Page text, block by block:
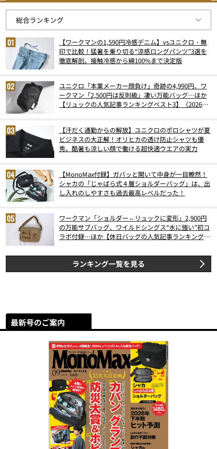
【ワークマンの1,590円冷感デニム】vsユニクロ・無
印で比較！猛暑を乗り切る“涼感ロングパンツ”3選を
徹底解剖。接触冷感から綿100%まで決定版
ユニクロ「本業メーカー顔負け」奇跡の4,990円、ワ
ークマン「2,500円は反則級」凄い万能バッグ…ほか
【リュックの人気記事ランキングベスト3】（2026年
【汗だく通勤からの解放】ユニクロのポロシャツが夏
ビジネスの大正解！オリヒカの透け防止シャツも優
秀。酷暑も涼しい顔で働ける超快適ウエアの実力
【MonoMax付録】ガバッと開いて中身が一目瞭然！
シャカの「じゃばら式４層ショルダーバッグ」は、出
し入れのしやすさも過去最高レベルだった！
ワークマン「ショルダー⇔リュックに変形」2,900円
の万能サブバッグ、ワイルドシングス“水に強い”初コ
ラボ付録…ほか【休日バッグの人気記事ランキングベ
ランキング一覧を見る
最新号のご案内